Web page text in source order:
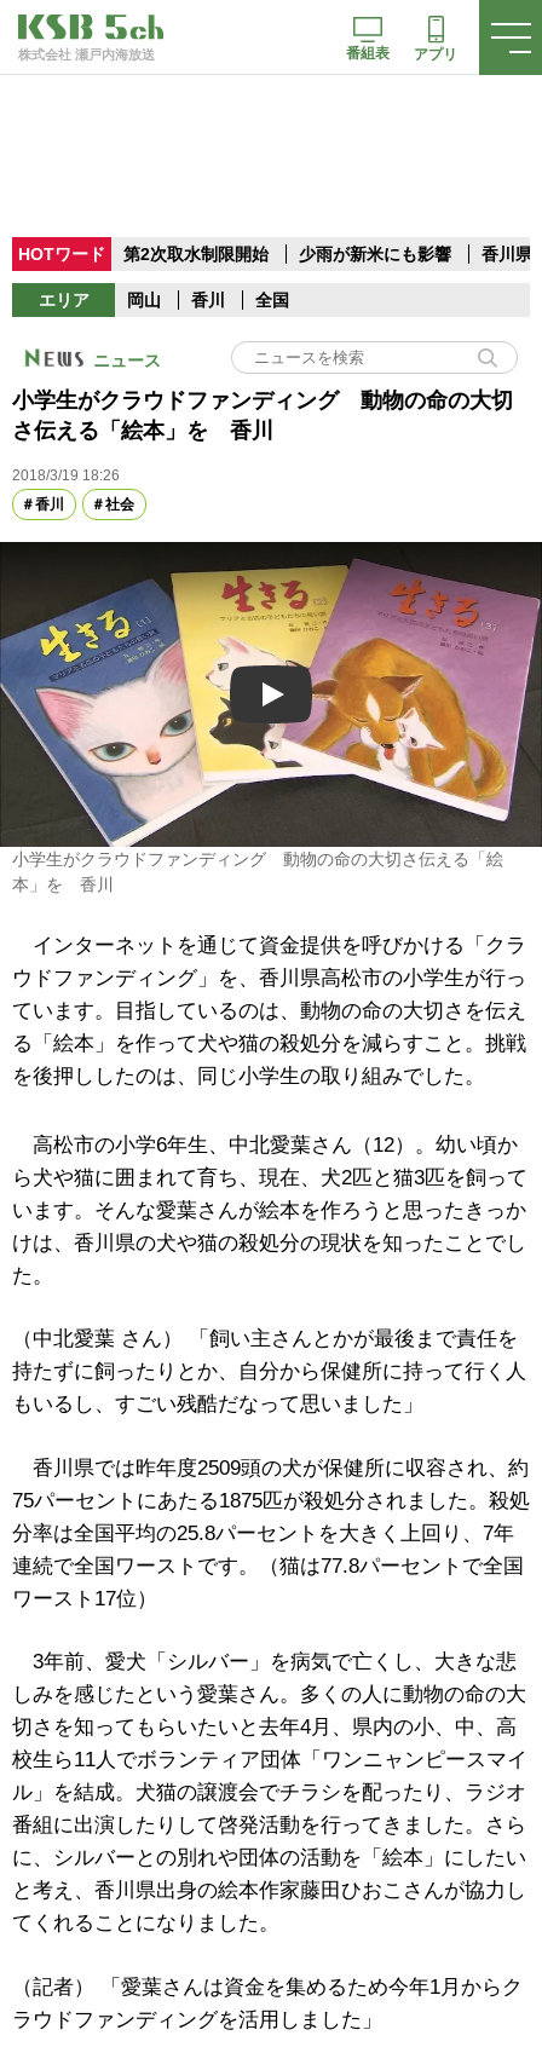
株式会社 瀬戸内海放送 番組表 アプリ
HOTワード 第2次取水制限開始 少雨が新米にも影響 香川県
エリア 岡山 香川 全国
ニュース
小学生がクラウドファンディング 動物の命の大切
さ伝える「絵本」を 香川
2018/3/19 18:26
香川
社会
Play
小学生がクラウドファンディング 動物の命の大切さ伝える「絵
本」を 香川
インターネットを通じて資金提供を呼びかける「クラ
ウドファンディング」を、香川県高松市の小学生が行っ
ています。目指しているのは、動物の命の大切さを伝え
る「絵本」を作って犬や猫の殺処分を減らすこと。挑戦
を後押ししたのは、同じ小学生の取り組みでした。
高松市の小学6年生、中北愛葉さん（12）。幼い頃か
ら犬や猫に囲まれて育ち、現在、犬2匹と猫3匹を飼って
います。そんな愛葉さんが絵本を作ろうと思ったきっか
けは、香川県の犬や猫の殺処分の現状を知ったことでし
た。
（中北愛葉 さん） 「飼い主さんとかが最後まで責任を
持たずに飼ったりとか、自分から保健所に持って行く人
もいるし、すごい残酷だなって思いました」
香川県では昨年度2509頭の犬が保健所に収容され、約
75パーセントにあたる1875匹が殺処分されました。殺処
分率は全国平均の25.8パーセントを大きく上回り、7年
連続で全国ワーストです。（猫は77.8パーセントで全国
ワースト17位）
3年前、愛犬「シルバー」を病気で亡くし、大きな悲
しみを感じたという愛葉さん。多くの人に動物の命の大
切さを知ってもらいたいと去年4月、県内の小、中、高
校生ら11人でボランティア団体「ワンニャンピースマイ
ル」を結成。犬猫の譲渡会でチラシを配ったり、ラジオ
番組に出演したりして啓発活動を行ってきました。さら
に、シルバーとの別れや団体の活動を「絵本」にしたい
と考え、香川県出身の絵本作家藤田ひおこさんが協力し
てくれることになりました。
（記者） 「愛葉さんは資金を集めるため今年1月からク
ラウドファンディングを活用しました」